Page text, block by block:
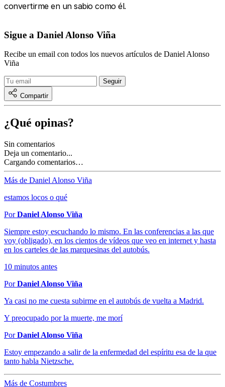
convertirme en un sabio como él.
Sigue a Daniel Alonso Viña
Recibe un email con todos los nuevos artículos de Daniel Alonso
Viña
Compartir
¿Qué opinas?
Sin comentarios
Deja un comentario...
Cargando comentarios…
Más de Daniel Alonso Viña
estamos locos o qué
PorDaniel Alonso Viña
Siempre estoy escuchando lo mismo. En las conferencias a las que
voy (obligado), en los cientos de vídeos que veo en internet y hasta
en los carteles de las marquesinas del autobús.
10 minutos antes
PorDaniel Alonso Viña
Ya casi no me cuesta subirme en el autobús de vuelta a Madrid.
Y preocupado por la muerte, me morí
PorDaniel Alonso Viña
Estoy empezando a salir de la enfermedad del espíritu esa de la que
tanto habla Nietzsche.
Más de Costumbres